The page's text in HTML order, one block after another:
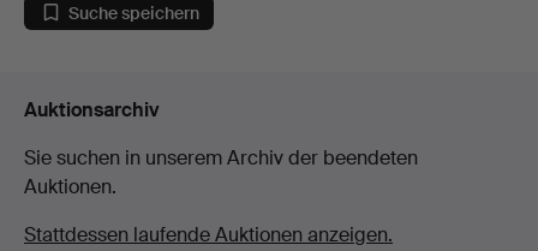
Suche speichern
Auktionsarchiv
Sie suchen in unserem Archiv der beendeten
Auktionen.
Stattdessen laufende Auktionen anzeigen.